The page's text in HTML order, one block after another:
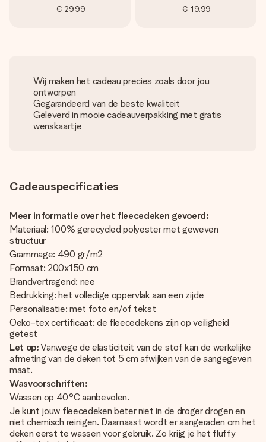
€ 29,99 € 19,99
Wij maken het cadeau precies zoals door jou
ontworpen
Gegarandeerd van de beste kwaliteit
Geleverd in mooie cadeauverpakking met gratis
wenskaartje
Cadeauspecificaties
Meer informatie over het fleecedeken gevoerd:
Materiaal: 100% gerecycled polyester met geweven
structuur
Grammage: 490 gr/m2
Formaat: 200x150 cm
Brandvertragend: nee
Bedrukking: het volledige oppervlak aan een zijde
Personalisatie: met foto en/of tekst
Oeko-tex certificaat: de fleecedekens zijn op veiligheid
getest
Let op:Vanwege de elasticiteit van de stof kan de werkelijke
afmeting van de deken tot 5 cm afwijken van de aangegeven
maat.
Wasvoorschriften:
Wassen op 40°C aanbevolen.
Je kunt jouw fleecedeken beter niet in de droger drogen en
niet chemisch reinigen. Daarnaast wordt er aangeraden om het
deken eerst te wassen voor gebruik. Zo krijg je het fluffy